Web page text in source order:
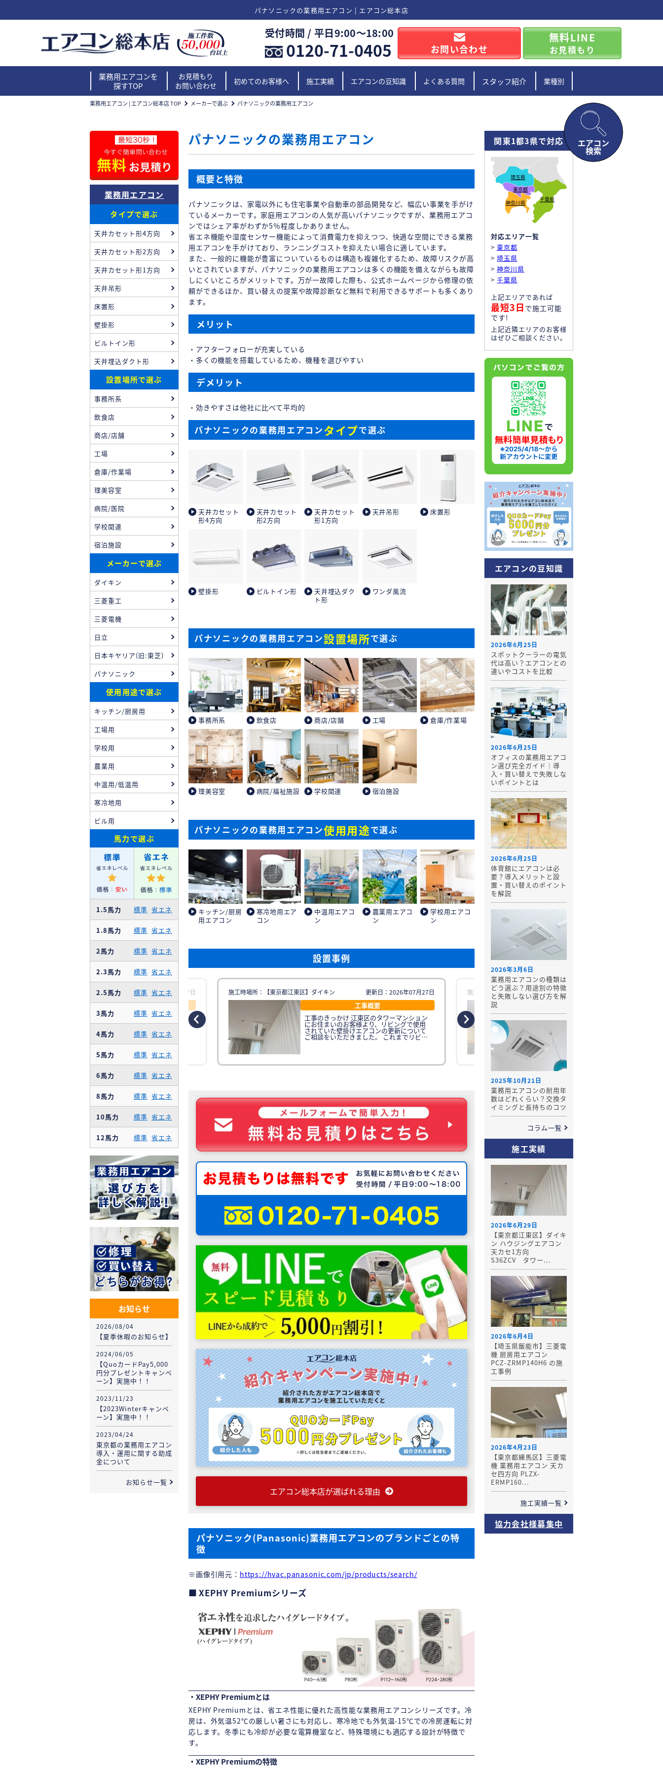
パナソニックの業務用エアコン | エアコン総本店
受付時間 / 平日9:00〜18:00
0120-71-0405 お問い合わせ
無料LINE
お見積もり
業務用エアコンを
探すTOP
お見積もり
お問い合わせ
初めてのお客様へ 施工実績 エアコンの豆知識 よくある質問 スタッフ紹介 業種別
エアコン
検索
業務用エアコン | エアコン総本店 TOP メーカーで選ぶ パナソニックの業務用エアコン
パナソニックの業務用エアコン
概要と特徴
パナソニックは、家電以外にも住宅事業や自動車の部品開発など、幅広い事業を手がけ
ているメーカーです。家庭用エアコンの人気が高いパナソニックですが、業務用エアコ
ンではシェア率がわずか5％程度しかありません。
省エネ機能や湿度センサー機能によって消費電力を抑えつつ、快適な空間にできる業務
用エアコンを手がけており、ランニングコストを抑えたい場合に適しています。
また、一般的に機能が豊富についているものは構造も複雑化するため、故障リスクが高
いとされていますが、パナソニックの業務用エアコンは多くの機能を備えながらも故障
しにくいところがメリットです。万が一故障した際も、公式ホームページから修理の依
頼ができるほか、買い替えの提案や故障診断など無料で利用できるサポートも多くあり
ます。
メリット
・アフターフォローが充実している
・多くの機能を搭載しているため、機種を選びやすい
デメリット
・効きやすさは他社に比べて平均的
パナソニックの業務用エアコンタイプで選ぶ
天井カセット
形4方向
天井カセット
形2方向
天井カセット
形1方向
天井吊形 床置形
壁掛形 ビルトイン形
天井埋込ダク
ト形
ワンダ風流
パナソニックの業務用エアコン設置場所で選ぶ
事務所系 飲食店 商店/店舗 工場 倉庫/作業場
理美容室 病院/福祉施設 学校関連 宿泊施設
パナソニックの業務用エアコン使用用途で選ぶ
キッチン/厨房
用エアコン
寒冷地用エア
コン
中温用エアコ
ン
農業用エアコ
ン
学校用エアコ
ン
設置事例
更新日：2026年07月27日
工事概要
工事のきっかけ 印刷製紙工場の新ライン稼
働に伴い、安定した空調環境の整備が必要
になりました。特に紙は湿度や温度の影響
を受けやすく、反りや印刷不良の原因にな
りやすいため、製品品質の安定と作業環境
の改善を両立する空調システムの新設が求
められていました。 そこで今回、大容量パ
施工時場所：【東京都江東区】ダイキン 更新日：2026年07月27日
工事概要
工事のきっかけ 江東区のタワーマンション
にお住まいのお客様より、リビングで使用
されていた壁掛けエアコンの更新について
ご相談をいただきました。 これまでリビン
グでは壁掛けエアコン1台をご使用されてい
夏場は部
施工時場所：【埼玉県飯能市】三菱電機
る能力低下が見られるようになり、更新
ご検討されていました。 特に製造スペー
ではオーブンや加熱機器を使用するため
季節を問わず室温が上昇しやすく、スタ
フの方からも空調環境改善のご要望があ
たとのこと
エアコン総本店が選ばれる理由
パナソニック(Panasonic)業務用エアコンのブランドごとの特
徴
※画像引用元： https://hvac.panasonic.com/jp/products/search/
XEPHY Premiumシリーズ
・XEPHY Premiumとは
XEPHY Premiumとは、省エネ性能に優れた高性能な業務用エアコンシリーズです。冷
房は、外気温52℃の厳しい暑さにも対応し、寒冷地でも外気温-15℃での冷房運転に対
応します。冬季にも冷却が必要な電算機室など、特殊環境にも適応する設計が特徴で
す。
・XEPHY Premiumの特徴
業務用エアコン
タイプで選ぶ
天井カセット形4方向
天井カセット形2方向
天井カセット形1方向
天井吊形
床置形
壁掛形
ビルトイン形
天井埋込ダクト形
設置場所で選ぶ
事務所系
飲食店
商店/店舗
工場
倉庫/作業場
理美容室
病院/医院
学校関連
宿泊施設
メーカーで選ぶ
ダイキン
三菱重工
三菱電機
日立
日本キヤリア(旧:東芝)
パナソニック
使用用途で選ぶ
キッチン/厨房用
工場用
学校用
農業用
中温用/低温用
寒冷地用
ビル用
馬力で選ぶ
1.5馬力 標準 省エネ
1.8馬力 標準 省エネ
2馬力 標準 省エネ
2.3馬力 標準 省エネ
2.5馬力 標準 省エネ
3馬力 標準 省エネ
4馬力 標準 省エネ
5馬力 標準 省エネ
6馬力 標準 省エネ
8馬力 標準 省エネ
10馬力 標準 省エネ
12馬力 標準 省エネ
お知らせ
2026/08/04
【夏季休暇のお知らせ】
2024/06/05
【QuoカードPay5,000
円分プレゼントキャンペ
ーン】実施中！！
2023/11/23
【2023Winterキャンペ
ーン】実施中！！
2023/04/24
東京都の業務用エアコン
導入・運用に関する助成
金について
お知らせ一覧
関東1都3県で対応
東京都
埼玉県
神奈川県 千葉県
対応エリア一覧
> 東京都
> 埼玉県
> 神奈川県
> 千葉県
上記エリアであれば
最短3日 で施工可能
です!
上記近隣エリアのお客様
はぜひご相談ください。
エアコンの豆知識
2026年6月25日
スポットクーラーの電気
代は高い？エアコンとの
違いやコストを比較
2026年6月25日
オフィスの業務用エアコ
ン選び完全ガイド｜導
入・買い替えで失敗しな
いポイントとは
2026年6月25日
体育館にエアコンは必
要？導入メリットと設
置・買い替えのポイント
を解説
2026年3月6日
業務用エアコンの種類は
どう選ぶ？用途別の特徴
と失敗しない選び方を解
説
2025年10月21日
業務用エアコンの耐用年
数はどれくらい？交換タ
イミングと長持ちのコツ
コラム一覧
施工実績
2026年6月29日
【東京都江東区】ダイキ
ン ハウジングエアコン
天カセ1方向
S36ZCV タワー...
2026年6月4日
【埼玉県飯能市】三菱電
機 厨房用エアコン
PCZ-ZRMP140H6 の施
工事例
2026年4月23日
【東京都練馬区】三菱電
機 業務用エアコン 天カ
セ四方向 PLZX-
ERMP160...
施工実績一覧
協力会社様募集中